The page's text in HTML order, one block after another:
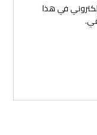
في هذا